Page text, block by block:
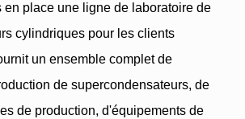
en place une ligne de laboratoire de
cylindriques pour les clients
un ensemble complet de
de supercondensateurs, de
de production, d'équipements de